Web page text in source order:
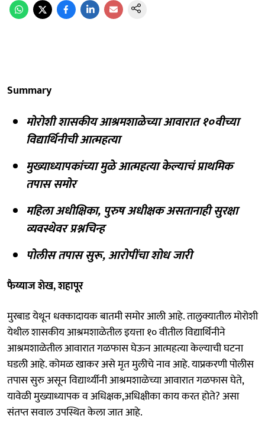
Summary
मोरोशी शासकीय आश्रमशाळेच्या आवारात १०वीच्या
विद्यार्थिनीची आत्महत्या
मुख्याध्यापकांच्या मुळे आत्महत्या केल्याचं प्राथमिक
तपास समोर
महिला अधीक्षिका, पुरुष अधीक्षक असतानाही सुरक्षा
व्यवस्थेवर प्रश्नचिन्ह
पोलीस तपास सुरू, आरोपींचा शोध जारी
फैय्याज शेख, शहापूर
मुरबाड येथून धक्कादायक बातमी समोर आली आहे. तालुक्यातील मोरोशी
येथील शासकीय आश्रमशाळेतील इयत्ता १० वीतील विद्यार्थिनीने
आश्रमशाळेतील आवारात गळफास घेऊन आत्महत्या केल्याची घटना
घडली आहे. कोमळ खाकर असे मृत मुलीचे नाव आहे. याप्रकरणी पोलीस
तपास सुरु असून विद्यार्थ्यीनी आश्रमशाळेच्या आवारात गळफास घेते,
यावेळी मुख्याध्यापक व अधिक्षक,अधिक्षीका काय करत होते? असा
संतप्त सवाल उपस्थित केला जात आहे.